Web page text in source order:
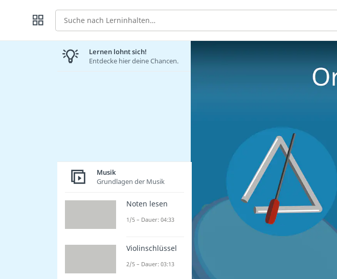
Suche
Lernen lohnt sich!
Entdecke hier deine Chancen.
Musik
Grundlagen der Musik
Noten lesen
1/5 – Dauer: 04:33
Violinschlüssel
2/5 – Dauer: 03:13